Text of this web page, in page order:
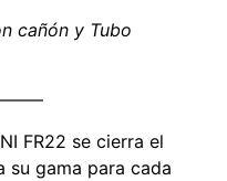
cañón y Tubo
FR22 se cierra el
su gama para cada